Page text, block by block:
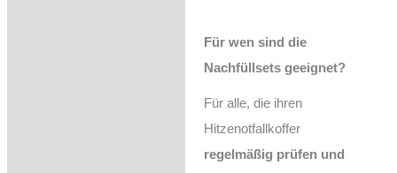
Für wen sind die
Nachfüllsets geeignet?
Für alle, die ihren
Hitzenotfallkoffer
regelmäßig prüfen und